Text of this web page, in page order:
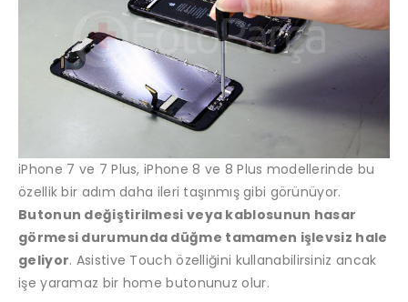
iPhone 7 ve 7 Plus, iPhone 8 ve 8 Plus modellerinde bu
özellik bir adım daha ileri taşınmış gibi görünüyor.
Butonun değiştirilmesi veya kablosunun hasar
görmesi durumunda düğme tamamen işlevsiz hale
geliyor. Asistive Touch özelliğini kullanabilirsiniz ancak
işe yaramaz bir home butonunuz olur.